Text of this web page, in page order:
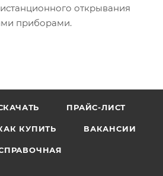
открывания
приборами.
ПРАЙС-ЛИСТ
КУПИТЬ ВАКАНСИИ